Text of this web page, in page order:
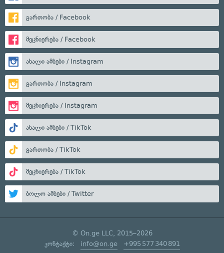
გართობა / Facebook
მეცნიერება / Facebook
ახალი ამბები / Instagram
გართობა / Instagram
მეცნიერება / Instagram
ახალი ამბები / TikTok
გართობა / TikTok
მეცნიერება / TikTok
ბოლო ამბები / Twitter
© On.ge LLC, 2015–2026
კონტაქტი: info@on.ge +995 577 340 891